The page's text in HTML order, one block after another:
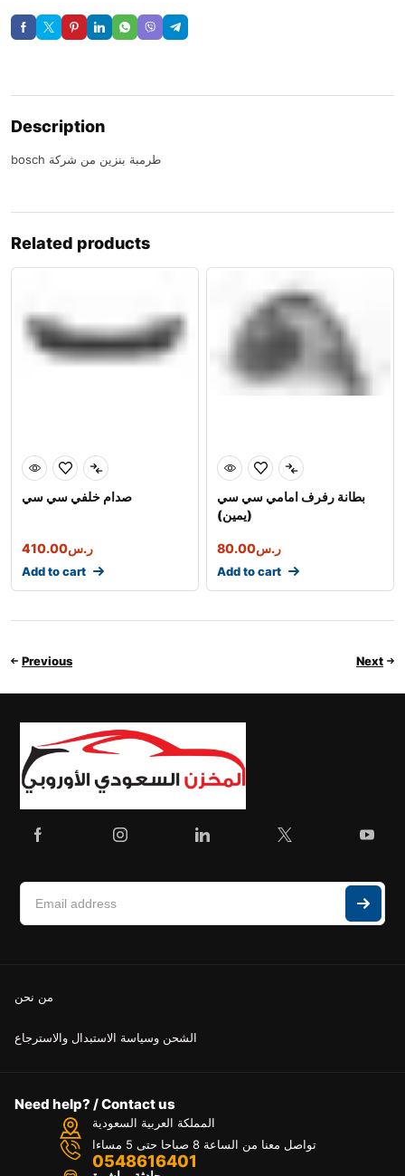
Description
bosch طرمبة بنزين من شركة
Related products
صدام خلفي سي سي
ر.س410.00
Add to cart
بطانة رفرف امامي سي سي
(يمين)
ر.س80.00
Add to cart
Previous Next
من نحن
الشحن وسياسة الاستبدال والاسترجاع
Need help? / Contact us
المملكة العربية السعودية
تواصل معنا من الساعة 8 صباحا حتى 5 مساءا
0548616401